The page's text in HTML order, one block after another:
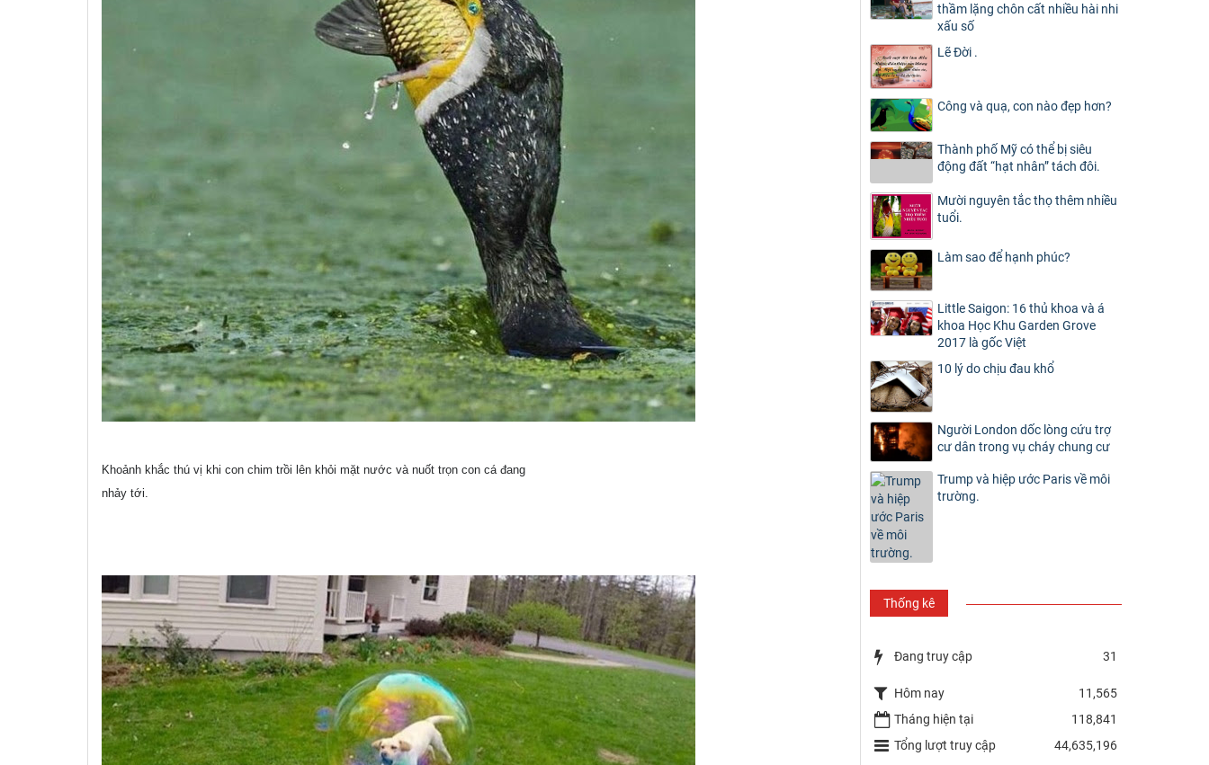
Khoảnh khắc thú vị khi con chim trồi lên khỏi mặt nước và nuốt trọn con cá đang
nhảy tới.
thầm lặng chôn cất nhiều hài nhi
xấu số
Lẽ Đời .
Công và quạ, con nào đẹp hơn?
Thành phố Mỹ có thể bị siêu
động đất “hạt nhân” tách đôi.
Mười nguyên tắc thọ thêm nhiều
tuổi.
Làm sao để hạnh phúc?
Little Saigon: 16 thủ khoa và á
khoa Học Khu Garden Grove
2017 là gốc Việt
10 lý do chịu đau khổ
Người London dốc lòng cứu trợ
cư dân trong vụ cháy chung cư
Trump và hiệp ước Paris về môi
trường.
Thống kê
Đang truy cập 31
Hôm nay
11,565
Tháng hiện tại
118,841
Tổng lượt truy cập
44,635,196